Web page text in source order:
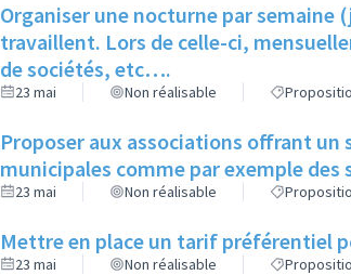
Organiser une nocturne par semaine
travaillent. Lors de celle-ci,
de sociétés, etc….
23 mai Non réalisable
Proposer aux associations offrant
municipales comme par exemple
23 mai Non réalisable
Mettre en place un tarif préférentiel
23 mai Non réalisable